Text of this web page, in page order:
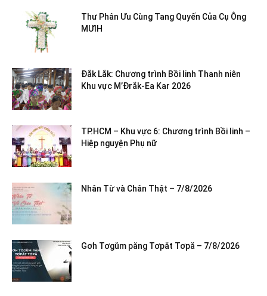
Thư Phân Ưu Cùng Tang Quyến Của Cụ Ông
MƯIH
Đắk Lắk: Chương trình Bồi linh Thanh niên
Khu vực M’Đrắk-Ea Kar 2026
TP.HCM – Khu vực 6: Chương trình Bồi linh –
Hiệp nguyện Phụ nữ
Nhân Từ và Chân Thật – 7/8/2026
Gơh Tơgŭm păng Tơpăt Tơpă – 7/8/2026